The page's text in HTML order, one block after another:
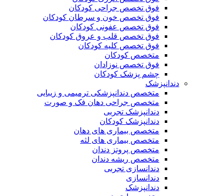
فوق تخصص جراحی کودکان
فوق تخصص خون و سرطان کودکان
فوق تخصص عفونی کودکان
فوق تخصص قلب و عروق کودکان
فوق تخصص کلیه کودکان
متخصص کودکان
فوق تخصص نوزادان
چشم پزشک کودکان
دندانپزشک
متخصص دندانپزشکی ترمیمی و زیبایی
متخصص جراحی دهان فک و صورت
دندانپزشک تجربی
دندانپزشک کودکان
متخصص بیماری های دهان
متخصص بیماری های لثه
متخصص پروتز دندان
متخصص ریشه دندان
دندانسازی تجربی
دندانسازی
دندانپزشک